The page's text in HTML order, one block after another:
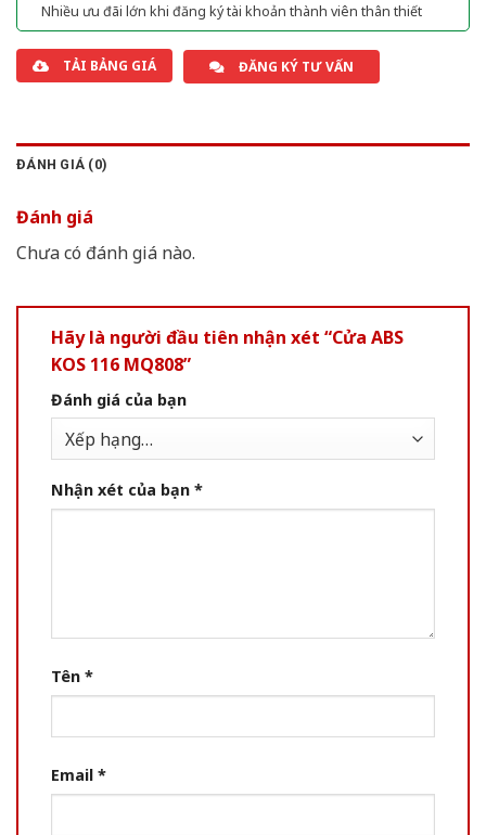
Nhiều ưu đãi lớn khi đăng ký tài khoản thành viên thân thiết
TẢI BẢNG GIÁ ĐĂNG KÝ TƯ VẤN
ĐÁNH GIÁ (0)
Đánh giá
Chưa có đánh giá nào.
Hãy là người đầu tiên nhận xét “Cửa ABS
KOS 116 MQ808”
Đánh giá của bạn
Nhận xét của bạn *
Tên *
Email *